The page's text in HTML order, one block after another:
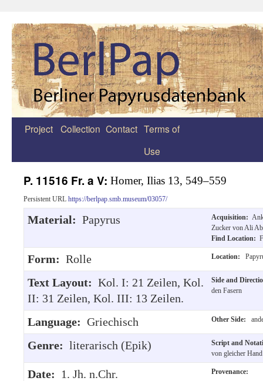
Zum
Project Collection Contact Terms of
Use
P. 11516 Fr. a V: Homer, Ilias 13, 549–559
Persistent URL https://berlpap.smb.museum/03057/
Material: Papyrus Acquisition:
Zucker von Ali
Find Location:
Form: Rolle Location:
Text Layout: Kol. I: 21 Zeilen, Kol.
II: 31 Zeilen, Kol. III: 13 Zeilen.
Side and
den Fasern
Language: Griechisch Other Side:
Genre: literarisch (Epik)
Script and
von gleicher
Date: 1. Jh. n.Chr. Provenance: